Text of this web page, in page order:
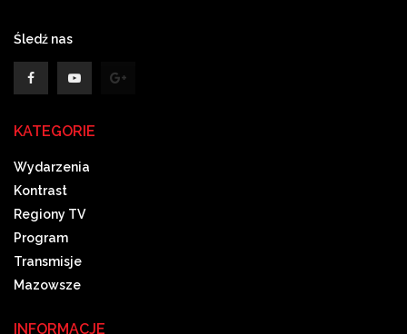
Śledź nas
KATEGORIE
Wydarzenia
Kontrast
Regiony TV
Program
Transmisje
Mazowsze
INFORMACJE